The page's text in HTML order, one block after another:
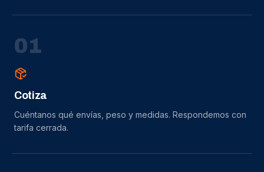
01
Cotiza
Cuéntanos qué envías, peso y medidas. Respondemos con
tarifa cerrada.